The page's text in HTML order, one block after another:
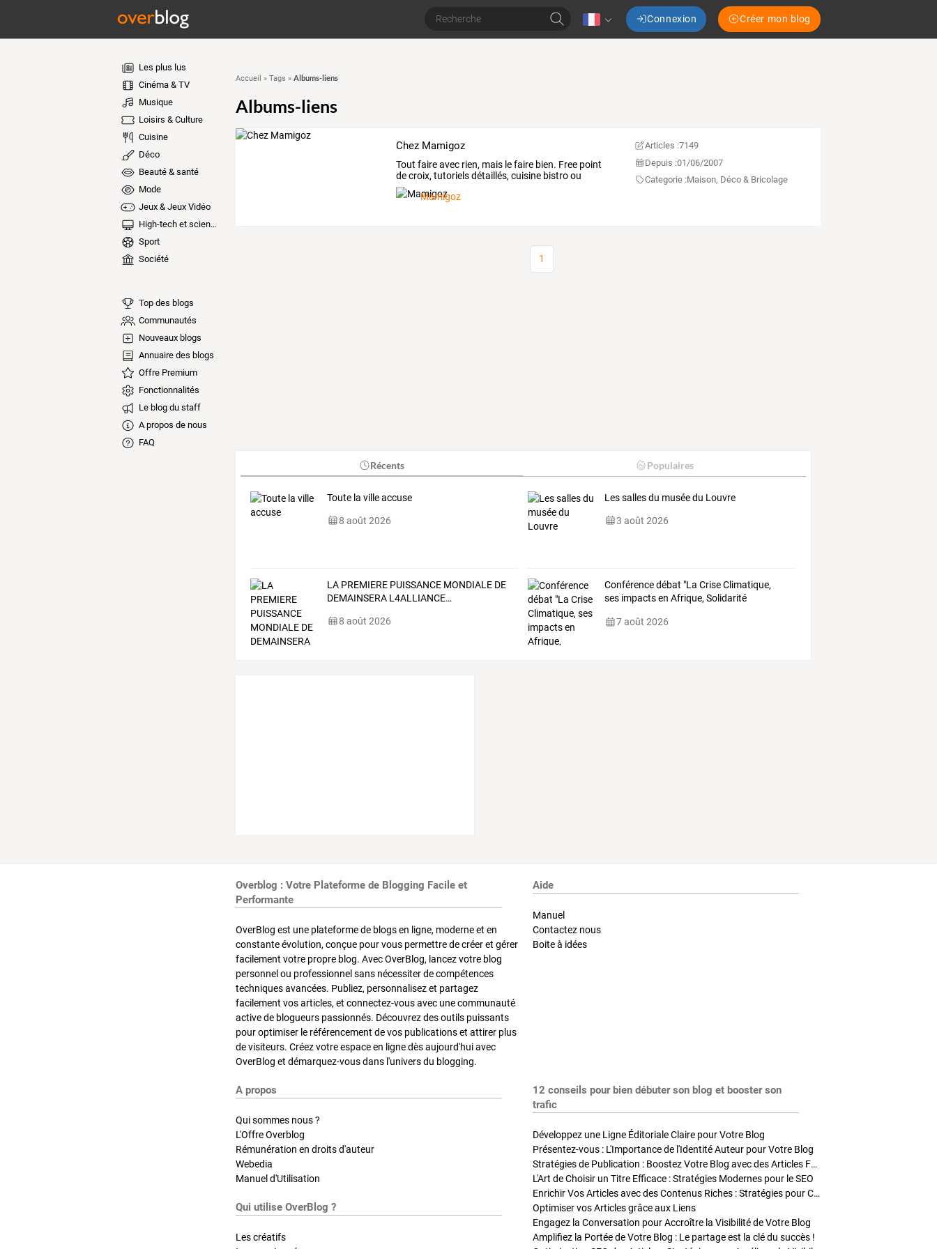
Connexion Créer mon blog
Les plus lus
Cinéma & TV
Musique
Loisirs & Culture
Cuisine
Déco
Beauté & santé
Mode
Jeux & Jeux Vidéo
High-tech et sciences
Sport
Société
Top des blogs
Communautés
Nouveaux blogs
Annuaire des blogs
Offre Premium
Fonctionnalités
Le blog du staff
A propos de nous
FAQ
Accueil » Tags » Albums-liens
Albums-liens
Chez Mamigoz
Tout faireavec rien, mais lefaire bien. Free point
decroix, tutorielsdétaillés, cuisine bistroou
exotique,
Mamigoz
Articles :7149
Depuis :01/06/2007
Categorie :Maison, Déco & Bricolage
1
Récents Populaires
Toute la ville accuse
8 août 2026
Les salles du musée du Louvre
3 août 2026
LAPREMIEREPUISSANCEMONDIALEDE
DEMAINSERAL4ALLIANCE…
8 août 2026
Conférence débat "La Crise Climatique,
ses impacts en Afrique, Solidarité
7 août 2026
Overblog : Votre Plateforme de Blogging Facile et
Performante
OverBlog est une plateforme de blogs en ligne, moderne et en
constante évolution, conçue pour vous permettre de créer et gérer
facilement votre propre blog. Avec OverBlog, lancez votre blog
personnel ou professionnel sans nécessiter de compétences
techniques avancées. Publiez, personnalisez et partagez
facilement vos articles, et connectez-vous avec une communauté
active de blogueurs passionnés. Découvrez des outils puissants
pour optimiser le référencement de vos publications et attirer plus
de visiteurs. Créez votre espace en ligne dès aujourd'hui avec
OverBlog et démarquez-vous dans l'univers du blogging.
Aide
Manuel
Contactez nous
Boite à idées
A propos
Qui sommes nous ?
L'Offre Overblog
Rémunération en droits d'auteur
Webedia
Manuel d'Utilisation
Qui utilise OverBlog ?
Les créatifs
12 conseils pour bien débuter son blog et booster son
trafic
Développez une Ligne Éditoriale Claire pour Votre Blog
Présentez-vous : L'Importance de l'Identité Auteur pour Votre Blog
Stratégies de Publication : Boostez Votre Blog avec des Articles Fréquents et Exclusifs
L'Art de Choisir un Titre Efficace : Stratégies Modernes pour le SEO
Enrichir Vos Articles avec des Contenus Riches : Stratégies pour Captiver et Optimiser
Optimiser vos Articles grâce aux Liens
Engagez la Conversation pour Accroître la Visibilité de Votre Blog
Amplifiez la Portée de Votre Blog : Le partage est la clé du succès !